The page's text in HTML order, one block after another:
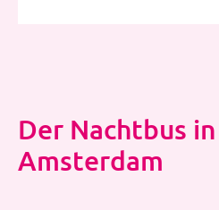
Der Nachtbus
Amsterdam